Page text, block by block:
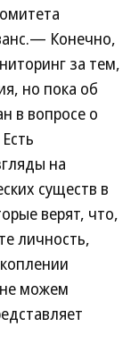
Конечно,
за тем,
но пока об
в вопросе о
на
существ в
верят, что,
личность,
можем